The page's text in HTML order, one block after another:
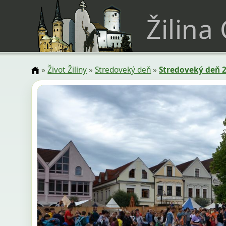
Žilina
»Život Žiliny»Stredoveký deň»Stredoveký deň